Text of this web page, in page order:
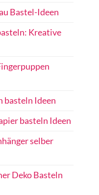
Bastel-Ideen
Kreative
basteln Ideen
basteln Ideen
selber
Deko Basteln